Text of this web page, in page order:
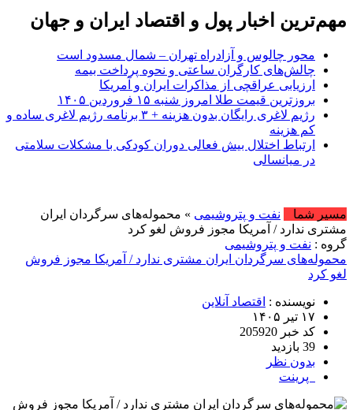
مهم‌ترین اخبار پول و اقتصاد ایران و جهان
محور چالوس و آزادراه تهران – شمال مسدود است
چالش‌های کارگران ساعتی و نحوه پرداخت بیمه
ارزیابی عراقچی از مذاکرات ایران و آمریکا
بروزترین قیمت طلا امروز شنبه ۱۵ فروردین ۱۴۰۵
رژیم لاغری رایگان بدون هزینه + ۳ برنامه رژیم لاغری ساده و
کم هزینه
ارتباط اختلال بیش فعالی دوران کودکی با مشکلات سلامتی
در میانسالی
مسیر شما
نفت و پتروشیمی » محموله‌های سرگردان ایران
مشتری ندارد / آمریکا مجوز فروش لغو کرد
گروه : نفت و پتروشیمی
محموله‌های سرگردان ایران مشتری ندارد / آمریکا مجوز فروش
لغو کرد
نویسنده : اقتصاد آنلاین
۱۷ تیر ۱۴۰۵
کد خبر 205920
39 بازدید
بدون نظر
پرینت